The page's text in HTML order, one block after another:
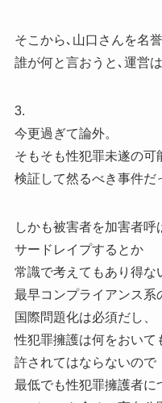
そこから､山口さんを名
誰が何と言おうと､運営
3.
今更過ぎて論外。
そもそも性犯罪未遂の可
検証して然るべき事件だ
しかも被害者を加害者呼
サードレイプするとか
常識で考えてもあり得な
最早コンプライアンス系
国際問題化は必須だし、
性犯罪擁護は何をおいて
許されてはならないので
最低でも性犯罪擁護者に